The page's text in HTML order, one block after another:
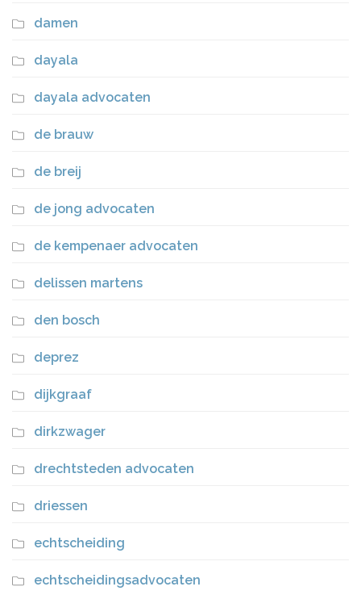
damen
dayala
dayala advocaten
de brauw
de breij
de jong advocaten
de kempenaer advocaten
delissen martens
den bosch
deprez
dijkgraaf
dirkzwager
drechtsteden advocaten
driessen
echtscheiding
echtscheidingsadvocaten